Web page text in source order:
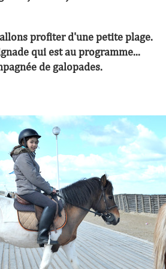
profiter d'une petite plage.
qui est au programme...
de galopades.